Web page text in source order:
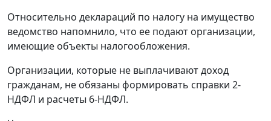
Относительно деклараций по налогу на имущество
ведомство напомнило, что ее подают организации,
имеющие объекты налогообложения.
Организации, которые не выплачивают доход
гражданам, не обязаны формировать справки 2-
НДФЛ и расчеты 6-НДФЛ.